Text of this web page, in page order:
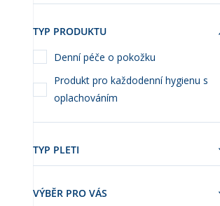
TYP PRODUKTU
Denní péče o pokožku
Produkt pro každodenní hygienu s
oplachováním
TYP PLETI
VÝBĚR PRO VÁS